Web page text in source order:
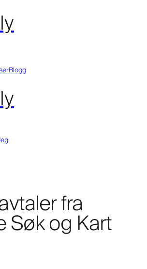
Blogg
fra
Søk og Kart